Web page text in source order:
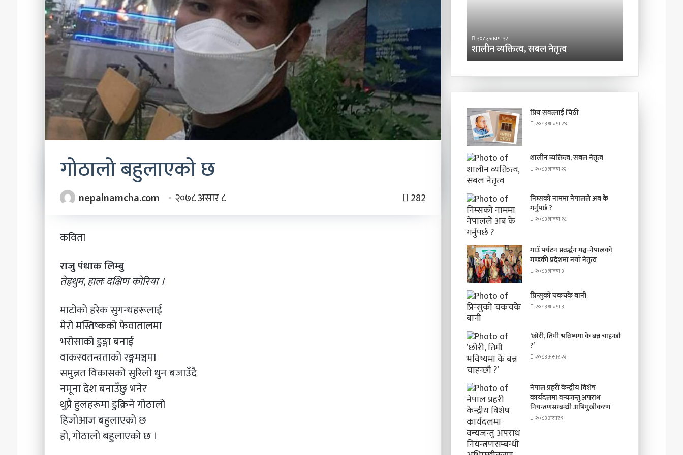
गोठालो बहुलाएको छ
nepalnamcha.com २०७८ असार ८ 282
कविता
राजु पंधाक लिम्बु
तेह्रथुम, हालः दक्षिण कोरिया ।
माटोको हरेक सुगन्धहरूलाई
मेरो मस्तिष्कको फेवातालमा
भरोसाको डुङ्गा बनाई
वाकस्वतन्त्रताको रङ्गमञ्चमा
समुन्नत विकासको सुरिलो धुन बजाउँदै
नमूना देश बनाउँछु भनेर
थुप्रै हुलहरूमा डुक्रिने गोठालो
हिजोआज बहुलाएको छ
हो, गोठालो बहुलाएको छ ।
२०८३ श्रावण ३
प्रिन्सुको चकचके बानी
२०८३ श्रावण २४
प्रिय संवत्लाई चिठी
२०८३ श्रावण २२
शालीन व्यक्तित्व, सबल नेतृत्व
गर्नुपर्छ
?
प्रिय संवत्लाई चिठी
२०८३ श्रावण २४
शालीन व्यक्तित्व, सबल नेतृत्व
२०८३ श्रावण २२
निम्सकाे नाममा नेपालले अब के
गर्नुपर्छ ?
२०८३ श्रावण १८
गाउँ पर्यटन प्रवर्द्धन मञ्च-नेपालकाे
गण्डकी प्रदेशमा नयाँ नेतृत्व
२०८३ श्रावण ३
प्रिन्सुको चकचके बानी
२०८३ श्रावण ३
‘छोरी, तिमी भविष्यमा के बन्न चाहन्छौ
?’
२०८३ असार २२
नेपाल प्रहरी केन्द्रीय विशेष
कार्यदलमा वन्यजन्तु अपराध
नियन्त्रणसम्बन्धी अभिमुखीकरण
२०८३ असार ९